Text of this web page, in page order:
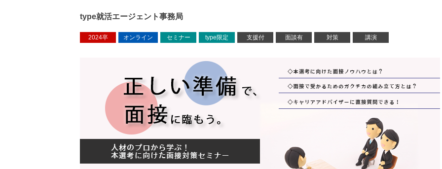
type就活エージェント事務局
2024卒 オンライン セミナー type限定 支援付 面談有 対策 講演